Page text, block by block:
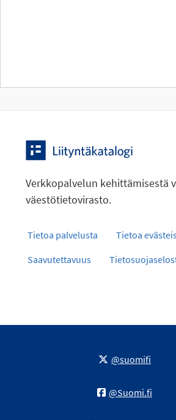
Verkkopalvelun kehittämisestä
väestötietovirasto.
Tietoa palvelusta
Tietoa
Saavutettavuus
@suomifi
@Suomi.fi